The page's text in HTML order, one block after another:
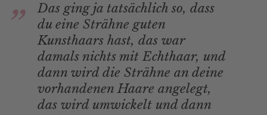
Das ging ja tatsächlich so, dass
du eine Strähne guten
Kunsthaars hast, das war
damals nichts mit Echthaar, und
dann wird die Strähne an deine
vorhandenen Haare angelegt,
das wird umwickelt und dann